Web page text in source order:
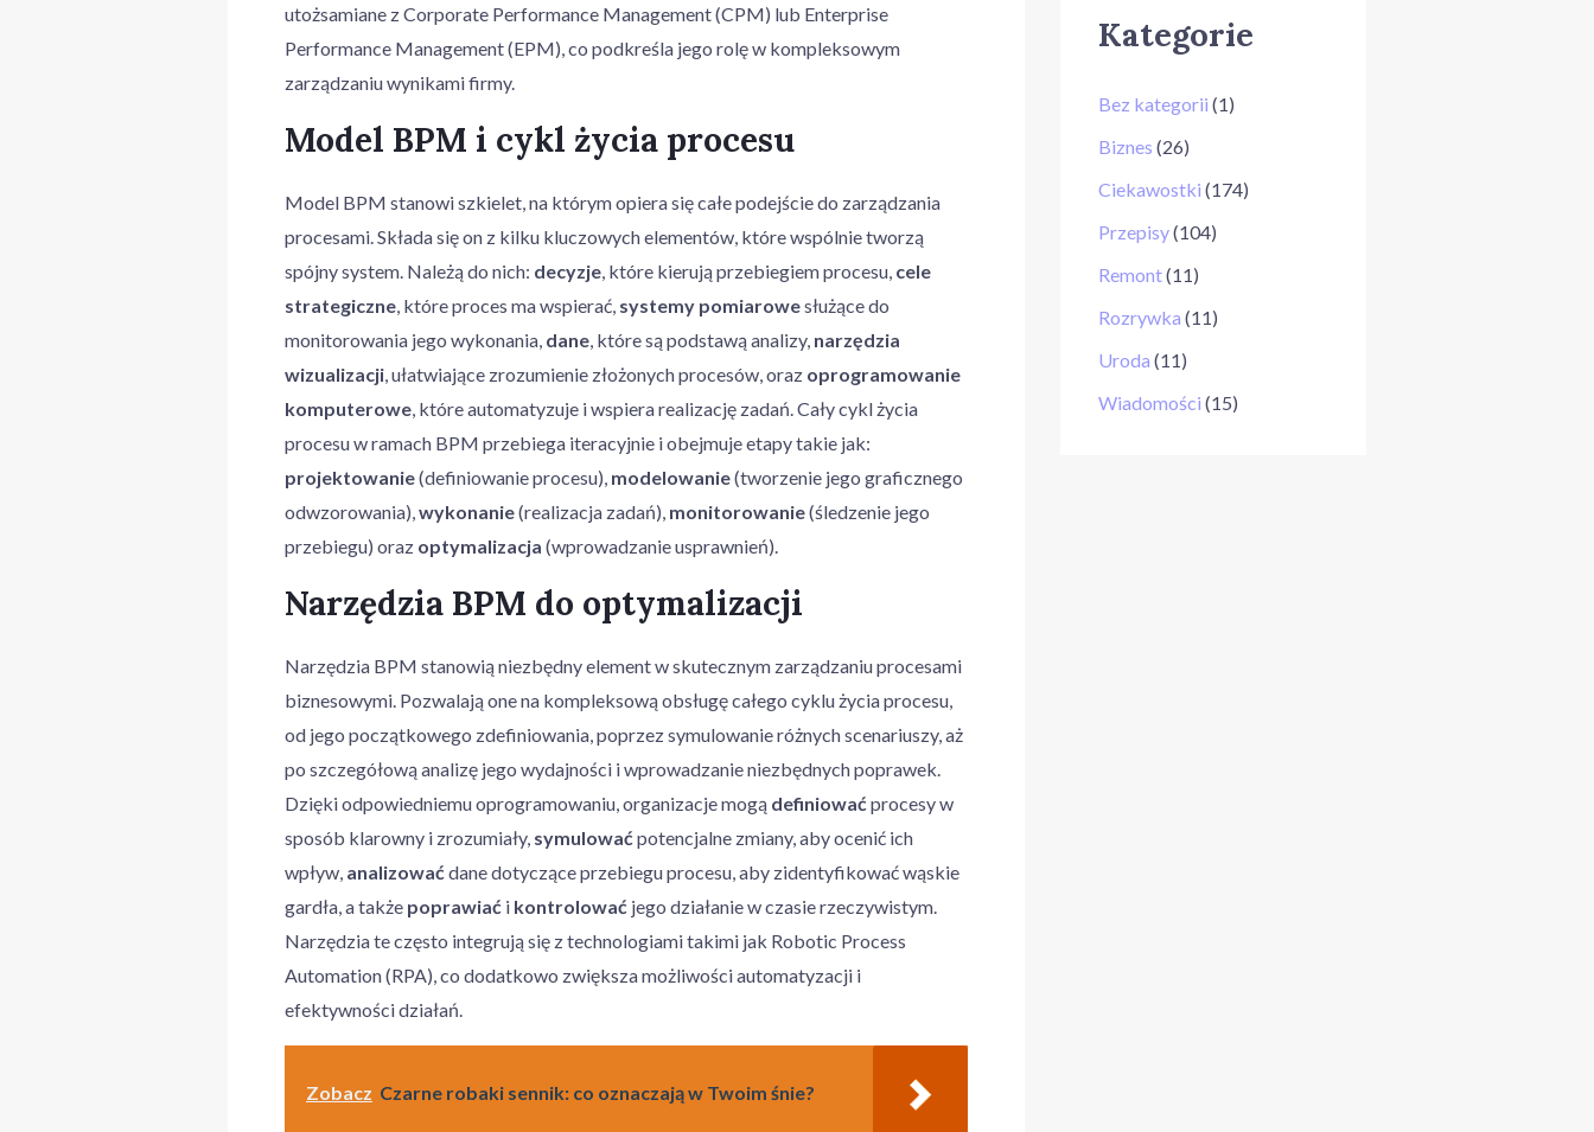
utożsamiane z Corporate Performance Management (CPM) lub Enterprise
Performance Management (EPM), co podkreśla jego rolę w kompleksowym
zarządzaniu wynikami firmy.
Model BPM i cykl życia procesu
Model BPM stanowi szkielet, na którym opiera się całe podejście do zarządzania
procesami. Składa się on z kilku kluczowych elementów, które wspólnie tworzą
spójny system. Należą do nich: decyzje, które kierują przebiegiem procesu, cele
strategiczne, które proces ma wspierać, systemy pomiarowesłużące do
monitorowania jego wykonania, dane, które są podstawą analizy, narzędzia
wizualizacji, ułatwiające zrozumienie złożonych procesów, oraz oprogramowanie
komputerowe, które automatyzuje i wspiera realizację zadań. Cały cykl życia
procesu w ramach BPM przebiega iteracyjnie i obejmuje etapy takie jak:
projektowanie(definiowanie procesu), modelowanie(tworzenie jego graficznego
odwzorowania),wykonanie(realizacja zadań), monitorowanie(śledzenie jego
przebiegu) oraz optymalizacja (wprowadzanie usprawnień).
Narzędzia BPM do optymalizacji
Narzędzia BPM stanowią niezbędny element w skutecznym zarządzaniu procesami
biznesowymi. Pozwalają one na kompleksową obsługę całego cyklu życia procesu,
od jego początkowego zdefiniowania, poprzez symulowanie różnych scenariuszy, aż
po szczegółową analizę jego wydajności i wprowadzanie niezbędnych poprawek.
Dzięki odpowiedniemu oprogramowaniu, organizacje mogą definiowaćprocesy w
sposób klarowny i zrozumiały, symulowaćpotencjalne zmiany, aby ocenić ich
wpływ, analizowaćdane dotyczące przebiegu procesu, aby zidentyfikować wąskie
gardła, a także poprawiać i kontrolować jego działanie w czasie rzeczywistym.
Narzędzia te często integrują się z technologiami takimi jak Robotic Process
Automation (RPA), co dodatkowo zwiększa możliwości automatyzacji i
efektywności działań.
Zobacz Czarne robaki sennik: co oznaczają w Twoim śnie?
Kategorie
Bez kategorii (1)
Biznes (26)
Ciekawostki (174)
Przepisy(104)
Remont(11)
Rozrywka (11)
Uroda (11)
Wiadomości (15)